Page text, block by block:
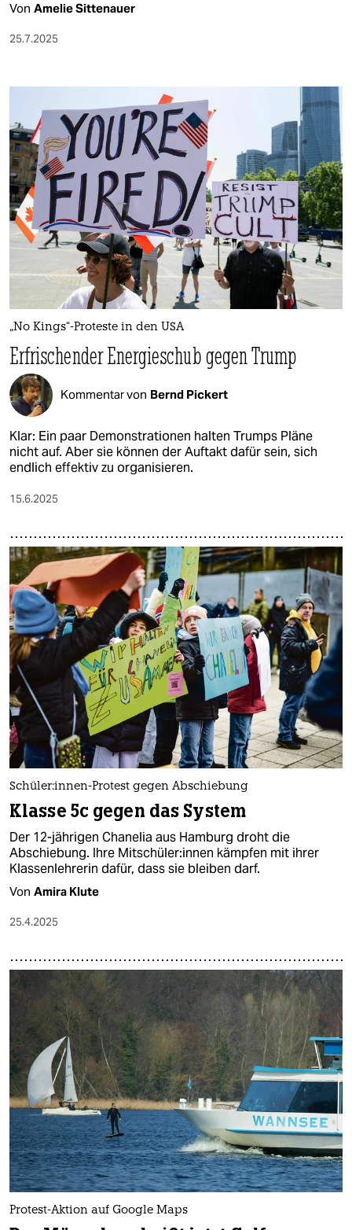
Von Amelie Sittenauer
25.7.2025
„No Kings“-Proteste in den USA
Erfrischender Energieschub gegen Trump
Kommentar von Bernd Pickert
Klar: Ein paar Demonstrationen halten Trumps Pläne
nicht auf. Aber sie können der Auftakt dafür sein, sich
endlich effektiv zu organisieren.
15.6.2025
Schüler:innen-Protest gegen Abschiebung
Klasse 5c gegen das System
Der 12-jährigen Chanelia aus Hamburg droht die
Abschiebung. Ihre Mit­schü­le­r:in­nen kämpfen mit ihrer
Klassenlehrerin dafür, dass sie bleiben darf.
Von Amira Klute
25.4.2025
Protest-Aktion auf Google Maps